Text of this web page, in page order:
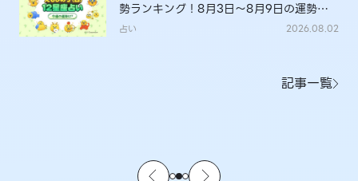
勢ランキング！8月3日～8月9日の運勢
は？
占い 2026.08.02
記事一覧